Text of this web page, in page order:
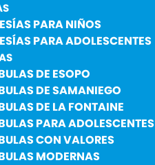
PARA NIÑOS
PARA ADOLESCENTES
DE ESOPO
DE SAMANIEGO
DE LA FONTAINE
PARA ADOLESCENTES
CON VALORES
MODERNAS